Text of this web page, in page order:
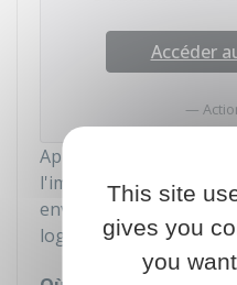
Accéder
Après avoir complété
l'imprimer, y joindre
envoyer par courrier le
logement.
This site
gives you
you